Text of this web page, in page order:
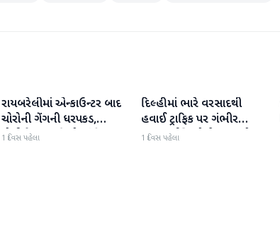
રાષ્ટ્રીય
રાયબરેલીમાં એન્કાઉન્ટર બાદ
ચોરોની ગેંગની ધરપકડ,
પોલીસે 12.4 કિલો ચાંદીના
1 દિવસ પહેલા
રાષ્ટ્રીય
દિલ્હીમાં ભારે વરસાદથી
હવાઈ ટ્રાફિક પર ગંભીર
અસર; ઈન્ડિગોએ મુસાફરો
1 દિવસ પહેલા